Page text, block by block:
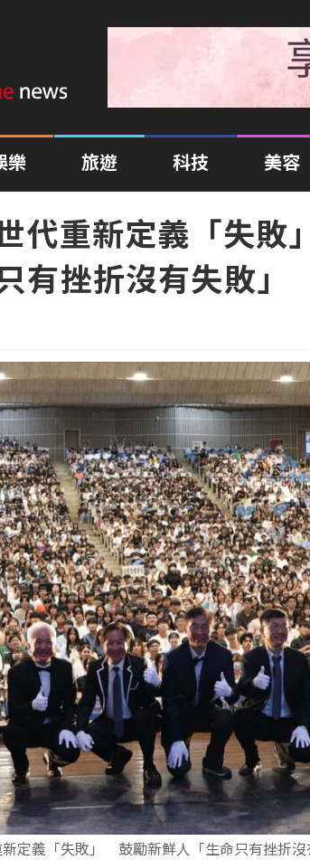
樂 旅遊 科技 美容
代重新定義「失
有挫折沒有失敗」
定義「失敗」 鼓勵新鮮人「生命只有挫折沒